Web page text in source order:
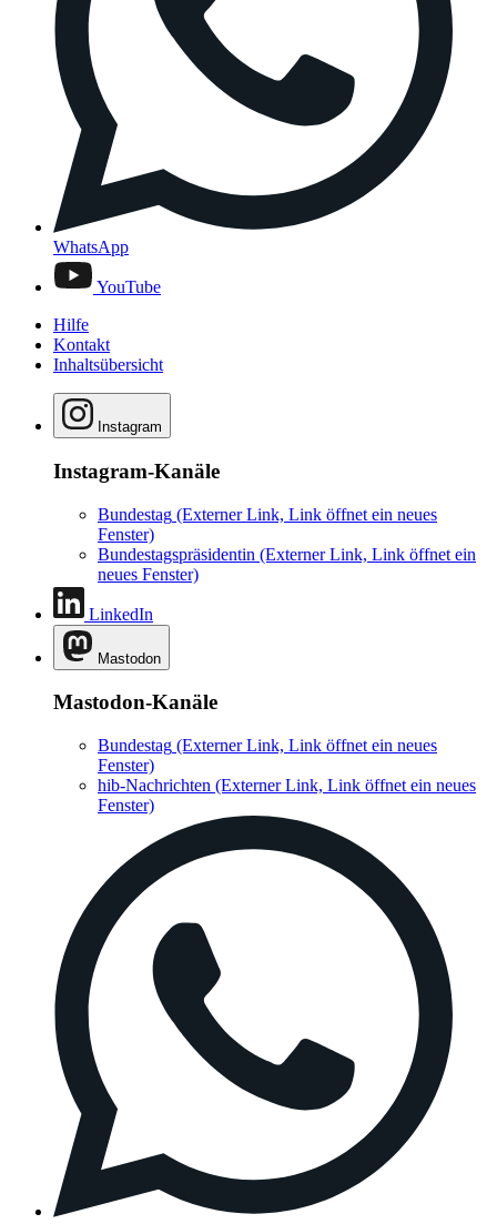
WhatsApp
YouTube
Hilfe
Kontakt
Inhaltsübersicht
Instagram
Instagram-Kanäle
Bundestag (Externer Link, Link öffnet ein neues
Fenster)
Bundestagspräsidentin (Externer Link, Link öffnet ein
neues Fenster)
LinkedIn
Mastodon
Mastodon-Kanäle
Bundestag (Externer Link, Link öffnet ein neues
Fenster)
hib-Nachrichten (Externer Link, Link öffnet ein neues
Fenster)